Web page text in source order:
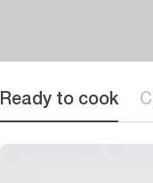
Ready to cook